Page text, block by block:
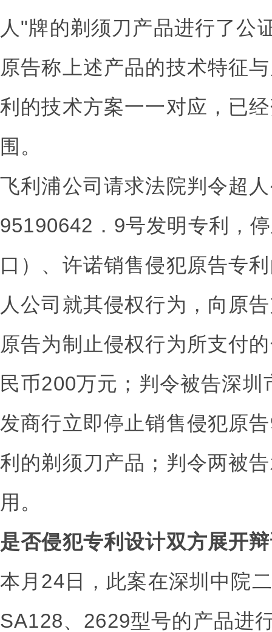
人"牌的剃须刀产品进行了公
原告称上述产品的技术特征
利的技术方案一一对应，已
围。
飞利浦公司请求法院判令超
95190642．9号发明专利，
口）、许诺销售侵犯原告专
人公司就其侵权行为，向原
原告为制止侵权行为所支付
民币200万元；判令被告深
发商行立即停止销售侵犯原
利的剃须刀产品；判令两被
用。
是否侵犯专利设计双方展开
本月24日，此案在深圳中院
SA128、2629型号的产品进